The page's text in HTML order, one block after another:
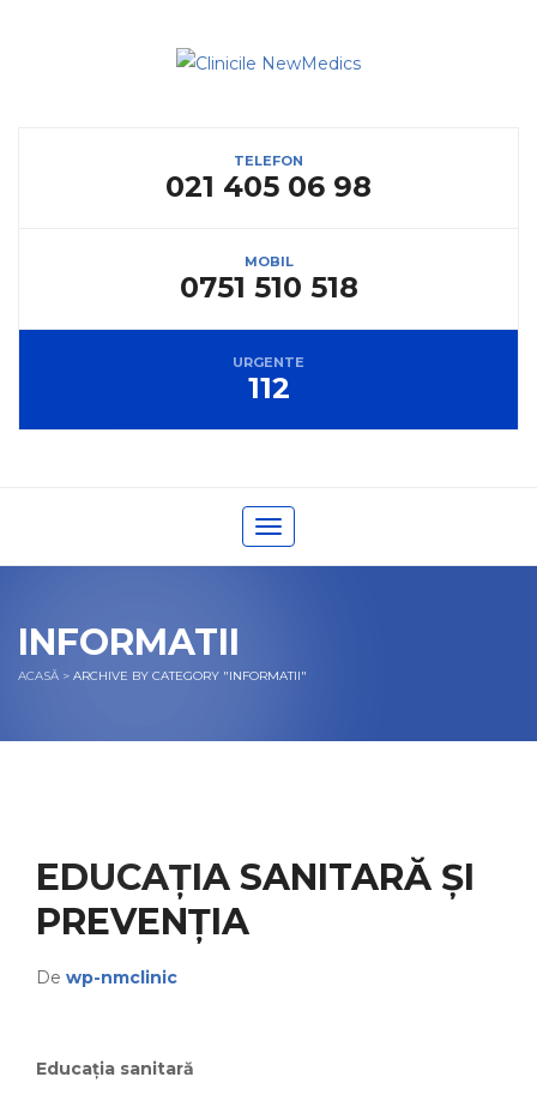
TELEFON
021 405 06 98
MOBIL
0751 510 518
URGENTE
112
Toggle navigation
INFORMATII
ACASĂ > ARCHIVE BY CATEGORY "INFORMATII"
EDUCAȚIA SANITARĂ ȘI
PREVENȚIA
De wp-nmclinic
Educația sanitară